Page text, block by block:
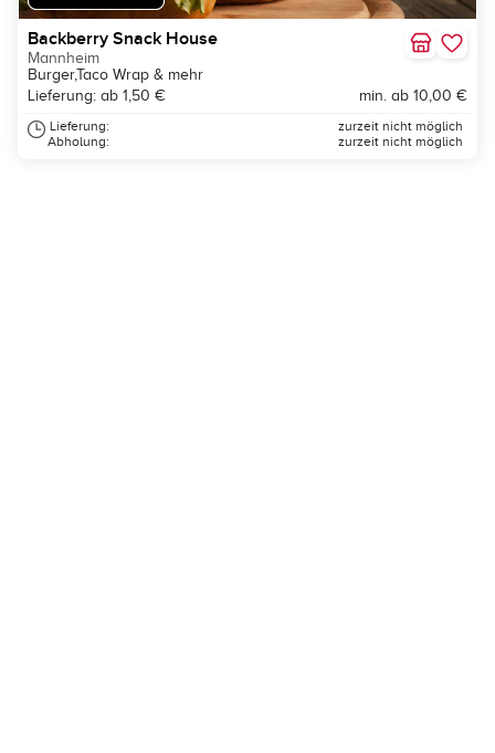
Backberry Snack House
Mannheim
Burger,Taco Wrap & mehr
Lieferung: ab 1,50 €
min. ab 10,00 €
Lieferung:
Abholung:
zurzeit nicht möglich
zurzeit nicht möglich